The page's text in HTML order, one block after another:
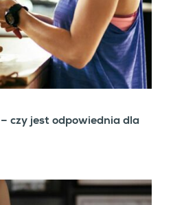
czy jest odpowiednia dla